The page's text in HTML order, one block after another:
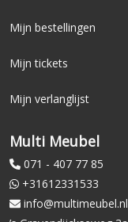
Mijn bestellingen
Mijn tickets
Mijn verlanglijst
Multi Meubel
071 - 407 77 85
+31612331533
info@multimeubel.nl